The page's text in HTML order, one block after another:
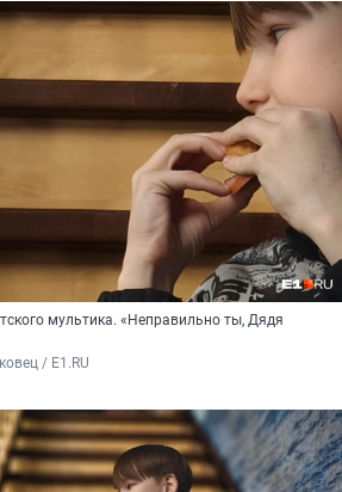
мультика. «Неправильно ты, Дядя
/ E1.RU